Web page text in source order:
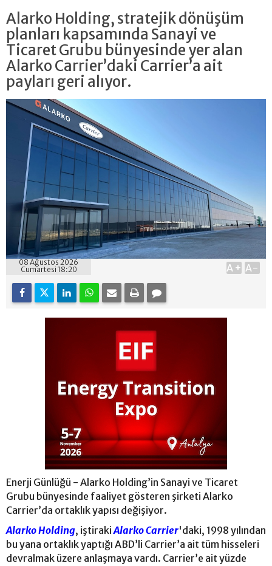
Alarko Holding, stratejik dönüşüm
planları kapsamında Sanayi ve
Ticaret Grubu bünyesinde yer alan
Alarko Carrier’daki Carrier’a ait
payları geri alıyor.
08 Ağustos 2026
Cumartesi 18:20
A+ A-
Enerji Günlüğü - Alarko Holding’in Sanayi ve Ticaret
Grubu bünyesinde faaliyet gösteren şirketi Alarko
Carrier’da ortaklık yapısı değişiyor.
Alarko Holding, iştirakiAlarko Carrier'daki, 1998 yılından
bu yana ortaklık yaptığı ABD’li Carrier’a ait tüm hisseleri
devralmak üzere anlaşmaya vardı. Carrier’e ait yüzde